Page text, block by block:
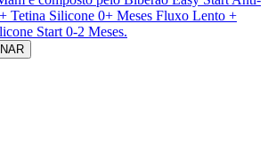
Tetina Silicone 0+ Meses Fluxo Lento +
Start 0-2 Meses.